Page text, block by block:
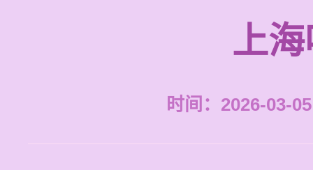
上
时间：2026-03-